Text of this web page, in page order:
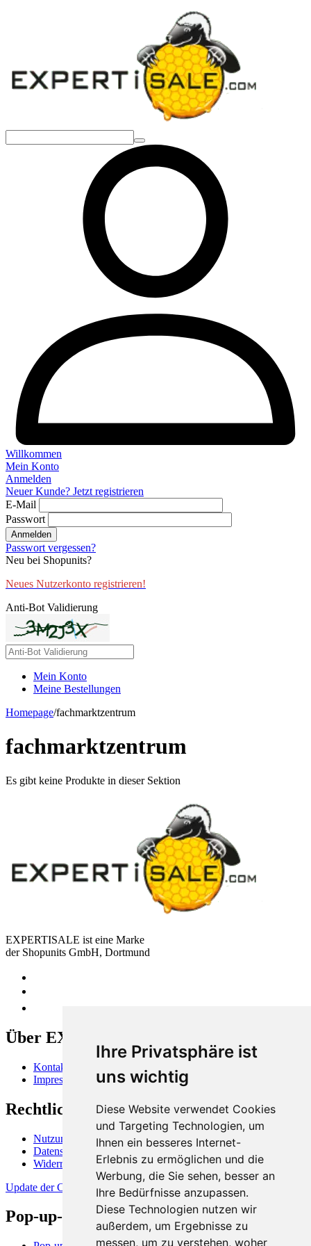
Ihre Privatsphäre ist
uns wichtig
Diese Website verwendet Cookies
und Targeting Technologien, um
Ihnen ein besseres Internet-
Erlebnis zu ermöglichen und die
Werbung, die Sie sehen, besser an
Ihre Bedürfnisse anzupassen.
Diese Technologien nutzen wir
außerdem, um Ergebnisse zu
messen, um zu verstehen, woher
Willkommen
Mein Konto
Anmelden
Neuer Kunde? Jetzt registrieren
E-Mail
Passwort
Anmelden
Passwort vergessen?
Neu bei Shopunits?
Neues Nutzerkonto registrieren!
Anti-Bot Validierung
Mein Konto
Meine Bestellungen
Homepage/fachmarktzentrum
fachmarktzentrum
Es gibt keine Produkte in dieser Sektion
EXPERTISALE ist eine Marke
der Shopunits GmbH, Dortmund
Über EXPERTISALE
Kontakt
Impressum
Rechtliches
Nutzungsbedingungen
Datenschutzerklärung
Widerrufsbelehrung
Update der Cookie-Präferenzen
Pop-up-Stores und -Flächen